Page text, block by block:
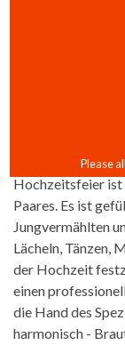
Hochzeitsfeier ist
Paares. Es ist
Jungvermählten
Lächeln, Tänzen,
der Hochzeit
einen
die Hand des
harmonisch -